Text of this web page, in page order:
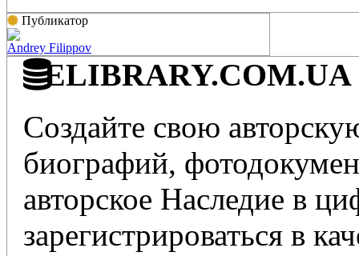
Публикатор
Andrey Filippov
ELIBRARY.COM.UA
Создайте свою
биографий,
авторское Наследие в
зарегистрироваться в